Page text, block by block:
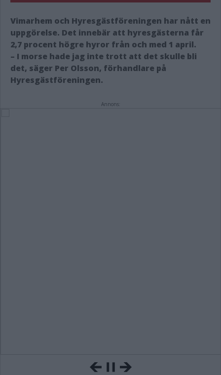
Vimarhem och Hyresgästföreningen har nått en
uppgörelse. Det innebär att hyresgästerna får
2,7 procent högre hyror från och med 1 april.
– I morse hade jag inte trott att det skulle bli
det, säger Per Olsson, förhandlare på
Hyresgästföreningen.
Annons: